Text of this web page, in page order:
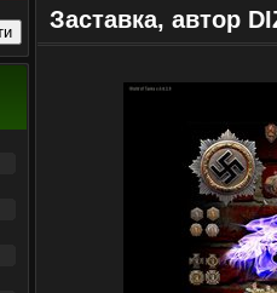
Заставка, автор